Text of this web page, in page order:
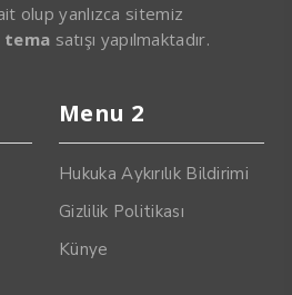
olup yanlızca sitemiz
tema satışı yapılmaktadır.
Menu 2
Hukuka Aykırılık Bildirimi
Gizlilik Politikası
Künye